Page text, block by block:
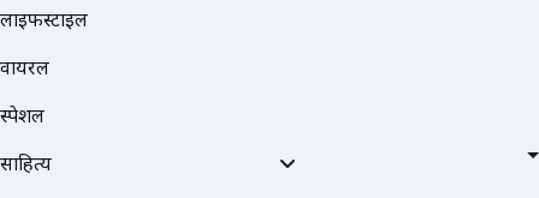
लाइफस्टाइल
वायरल
स्पेशल
साहित्य